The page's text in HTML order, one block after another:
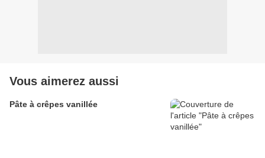
Vous aimerez aussi
Pâte à crêpes vanillée